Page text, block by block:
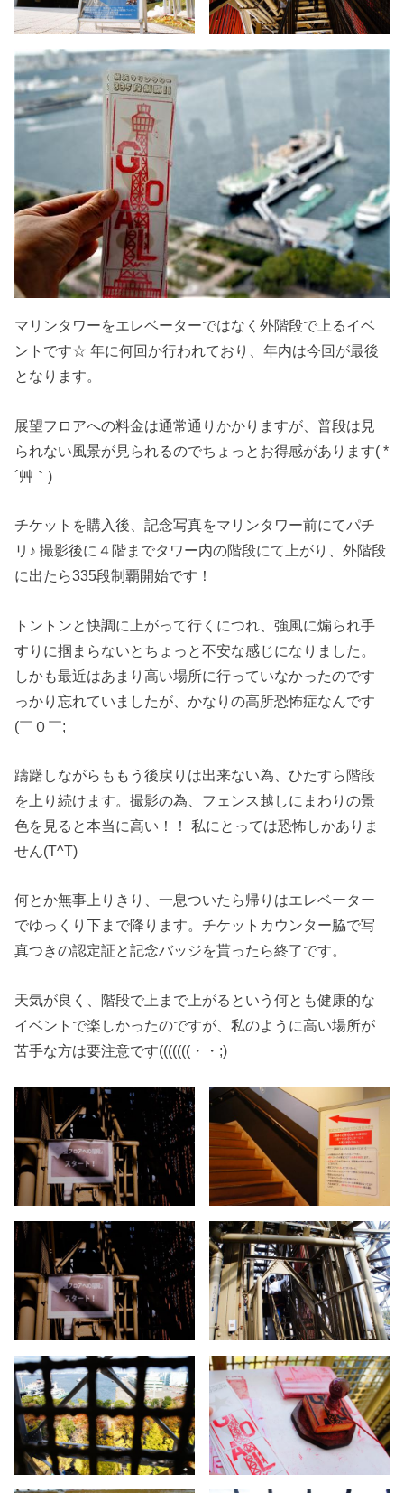
マリンタワーをエレベーターではなく外階段で上るイベ
ントです☆ 年に何回か行われており、年内は今回が最後
となります。
展望フロアへの料金は通常通りかかりますが、普段は見
られない風景が見られるのでちょっとお得感があります( *
´艸｀)
チケットを購入後、記念写真をマリンタワー前にてパチ
リ♪ 撮影後に４階までタワー内の階段にて上がり、外階段
に出たら335段制覇開始です！
トントンと快調に上がって行くにつれ、強風に煽られ手
すりに掴まらないとちょっと不安な感じになりました。
しかも最近はあまり高い場所に行っていなかったのです
っかり忘れていましたが、かなりの高所恐怖症なんです
(￣０￣;
躊躇しながらももう後戻りは出来ない為、ひたすら階段
を上り続けます。撮影の為、フェンス越しにまわりの景
色を見ると本当に高い！！ 私にとっては恐怖しかありま
せん(T^T)
何とか無事上りきり、一息ついたら帰りはエレベーター
でゆっくり下まで降ります。チケットカウンター脇で写
真つきの認定証と記念バッジを貰ったら終了です。
天気が良く、階段で上まで上がるという何とも健康的な
イベントで楽しかったのですが、私のように高い場所が
苦手な方は要注意です(((((((・・;)